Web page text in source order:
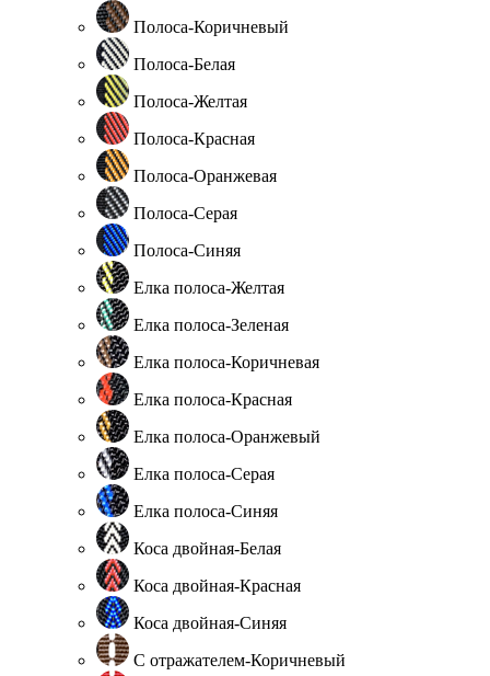
Полоса-Коричневый
Полоса-Белая
Полоса-Желтая
Полоса-Красная
Полоса-Оранжевая
Полоса-Серая
Полоса-Синяя
Елка полоса-Желтая
Елка полоса-Зеленая
Елка полоса-Коричневая
Елка полоса-Красная
Елка полоса-Оранжевый
Елка полоса-Серая
Елка полоса-Синяя
Коса двойная-Белая
Коса двойная-Красная
Коса двойная-Синяя
С отражателем-Коричневый